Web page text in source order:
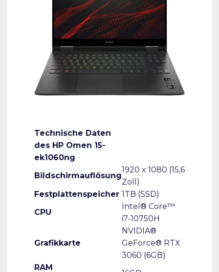
Technische Daten
des HP Omen 15-
ek1060ng
Bildschirmauflösung
1920 x 1080 (15,6
Zoll)
Festplattenspeicher 1TB (SSD)
CPU
Intel® Core™
i7-10750H
Grafikkarte
NVIDIA®
GeForce® RTX
3060 (6GB)
RAM